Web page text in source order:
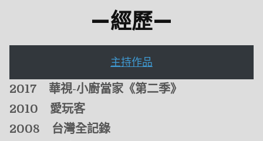
—經歷—
主持作品
2017 華視-小廚當家 《第二季》
2010 愛玩客
2008 台灣全記錄